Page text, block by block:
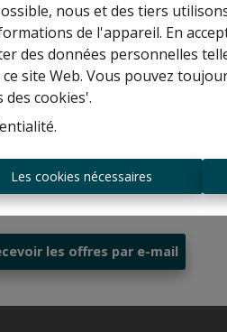
nous et des tiers
de l'appareil. En
des données personnelles
site Web. Vous pouvez
cookies'.
.
Les cookies nécessaires
connaître la valeur de votre
maison ?
Estimation gratuite
être le premier informé des
nouvelles offres ?
les offres par e-mail